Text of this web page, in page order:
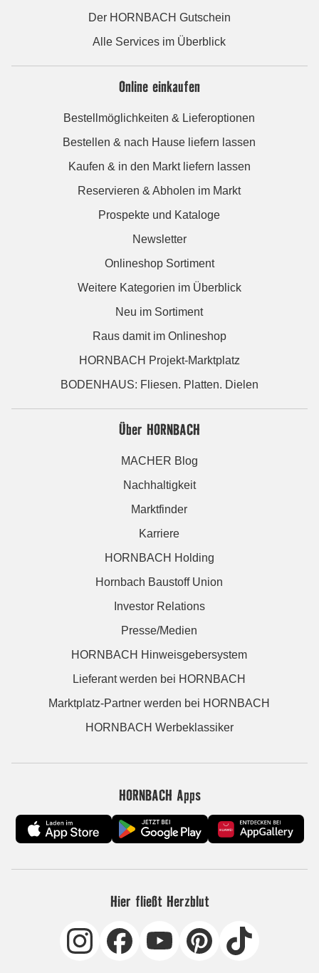
Der HORNBACH Gutschein
Alle Services im Überblick
Online einkaufen
Bestellmöglichkeiten & Lieferoptionen
Bestellen & nach Hause liefern lassen
Kaufen & in den Markt liefern lassen
Reservieren & Abholen im Markt
Prospekte und Kataloge
Newsletter
Onlineshop Sortiment
Weitere Kategorien im Überblick
Neu im Sortiment
Raus damit im Onlineshop
HORNBACH Projekt-Marktplatz
BODENHAUS: Fliesen. Platten. Dielen
Über HORNBACH
MACHER Blog
Nachhaltigkeit
Marktfinder
Karriere
HORNBACH Holding
Hornbach Baustoff Union
Investor Relations
Presse/Medien
HORNBACH Hinweisgebersystem
Lieferant werden bei HORNBACH
Marktplatz-Partner werden bei HORNBACH
HORNBACH Werbeklassiker
HORNBACH Apps
Hier fließt Herzblut